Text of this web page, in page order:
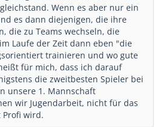
Wenn es aber nur ein
es dann diejenigen, die ihre
die zu Teams wechseln, die
Laufe der Zeit dann eben "die
trainieren und wo gute
für mich, dass ich darauf
die zweitbesten Spieler bei
unsere 1. Mannschaft
wir Jugendarbeit, nicht für das
Profi wird.